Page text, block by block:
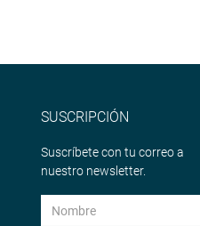
SUSCRIPCIÓN
Suscríbete con tu correo a
nuestro newsletter.